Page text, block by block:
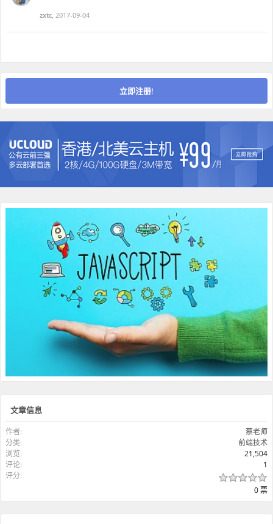
zxtc, 2017-09-04
立即注册!
文章信息
作者:
蔡老师
分类:
前端技术
浏览:
21,504
评论:
1
评分:
0 票